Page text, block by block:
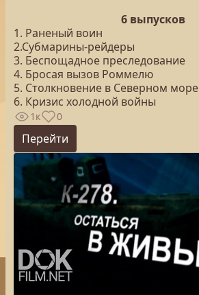
6 выпусков
1. Раненый воин
2.Субмарины-рейдеры
3. Беспощадное преследование
4. Бросая вызов Роммелю
5. Столкновение в Северном море
6. Кризис холодной войны
1к 0
Перейти